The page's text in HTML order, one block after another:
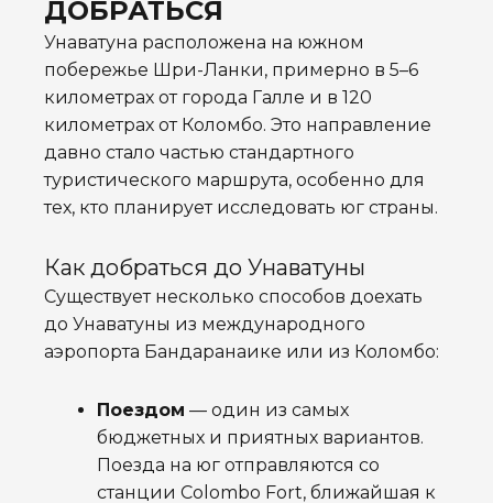
ДОБРАТЬСЯ
Унаватуна расположена на южном
побережье Шри-Ланки, примерно в 5–6
километрах от города Галле и в 120
километрах от Коломбо. Это направление
давно стало частью стандартного
туристического маршрута, особенно для
тех, кто планирует исследовать юг страны.
Как добраться до Унаватуны
Существует несколько способов доехать
до Унаватуны из международного
аэропорта Бандаранаике или из Коломбо:
Поездом — один из самых
бюджетных и приятных вариантов.
Поезда на юг отправляются со
станции Colombo Fort, ближайшая к